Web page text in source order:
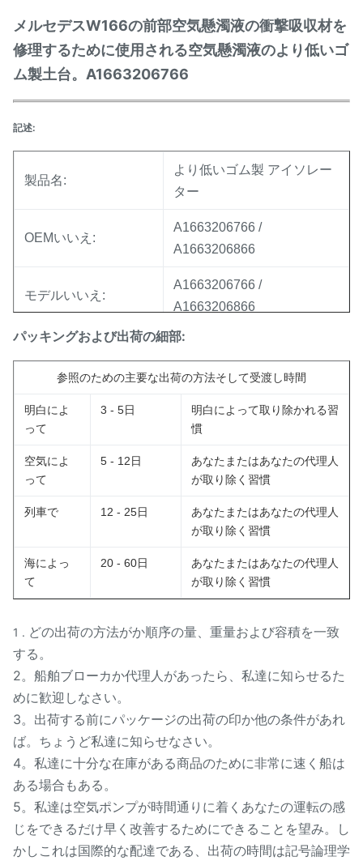
メルセデスW166の前部空気懸濁液の衝撃吸収材を
修理するために使用される空気懸濁液のより低いゴ
ム製土台。A1663206766
記述:
製品名:
より低いゴム製 アイソレー
ター
OEMいいえ:
A1663206766 /
A1663206866
モデルいいえ:
A1663206766 /
A1663206866
適用:
ベンツW166の前部より低い
ゴム製 アイソレーターのた
め。
位置: 前部Left&Right
材料: ゴム製
10 PC
サンプル: 利用できる
受渡し時間: 3-5日
信頼できる質、競争価格
速い配達、安全な支払モー
保証サービスは提供した
支払方法:
ン、お金のグラム、
パッキングおよび出荷の細部:
参照のための主要な出荷の方法そして受渡し時間
明白によ
って
3 - 5日
明白によって取り除かれる習
慣
空気によ
って
5 - 12日
あなたまたはあなたの代理人
が取り除く習慣
列車で 12 - 25日
あなたまたはあなたの代理人
が取り除く習慣
海によっ
て
20 - 60日
あなたまたはあなたの代理人
が取り除く習慣
1 . どの出荷の方法がか順序の量、重量および容積を一致
する。
2。船舶ブローカか代理人があったら、私達に知らせるた
めに歓迎しなさい。
3。出荷する前にパッケージの出荷の印か他の条件があれ
ば。ちょうど私達に知らせなさい。
4。私達に十分な在庫がある商品のために非常に速く船は
ある場合もある。
5。私達は空気ポンプが時間通りに着くあなたの運転の感
じをできるだけ早く改善するためにできることを望み。し
かしこれは国際的な配達である、出荷の時間は記号論理学